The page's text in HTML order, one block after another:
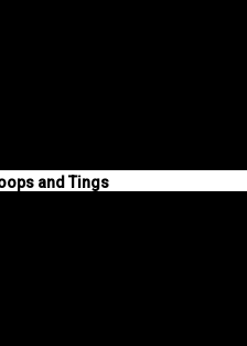
and Tings